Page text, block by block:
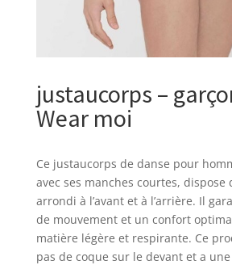
justaucorps –
Wear moi
Ce justaucorps de danse pour
avec ses manches courtes, dispose
arrondi à l’avant et à l’arrière. Il
de mouvement et un confort
matière légère et respirante. Ce
pas de coque sur le devant et a